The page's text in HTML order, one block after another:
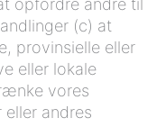
(c) at
provinsielle eller
eller lokale
vores
andres